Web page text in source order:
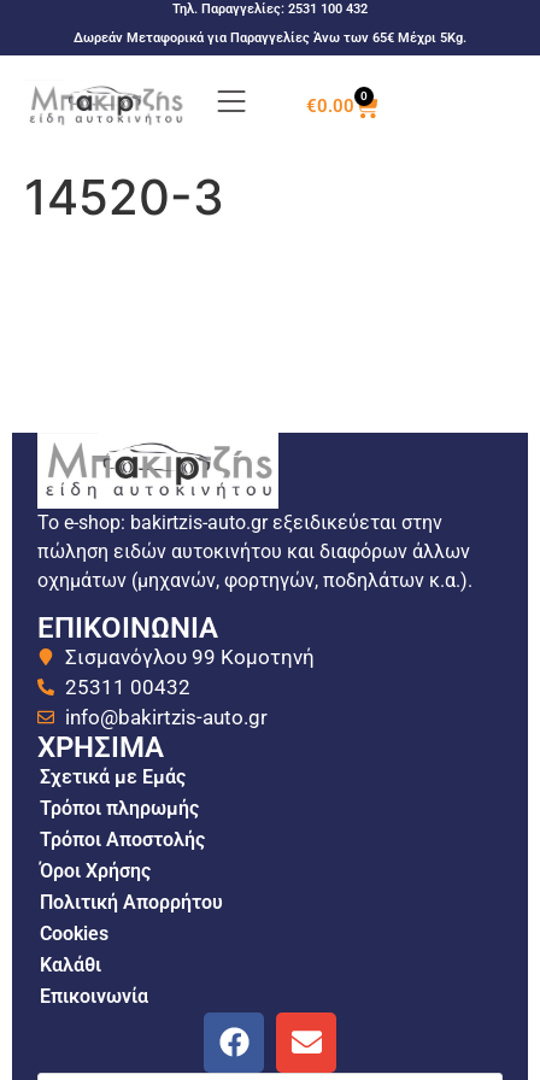
Τηλ. Παραγγελίες: 2531 100 432
Δωρεάν Μεταφορικά για Παραγγελίες Άνω των 65€ Μέχρι 5Kg.
€0.00 0
14520-3
Το e-shop: bakirtzis-auto.gr εξειδικεύεται στην
πώληση ειδών αυτοκινήτου και διαφόρων άλλων
οχημάτων (μηχανών, φορτηγών, ποδηλάτων κ.α.).
ΕΠΙΚΟΙΝΩΝΙΑ
Σισμανόγλου 99 Κομοτηνή
25311 00432
info@bakirtzis-auto.gr
ΧΡΗΣΙΜΑ
Σχετικά με Εμάς
Τρόποι πληρωμής
Τρόποι Αποστολής
Όροι Χρήσης
Πολιτική Απορρήτου
Cookies
Καλάθι
Επικοινωνία